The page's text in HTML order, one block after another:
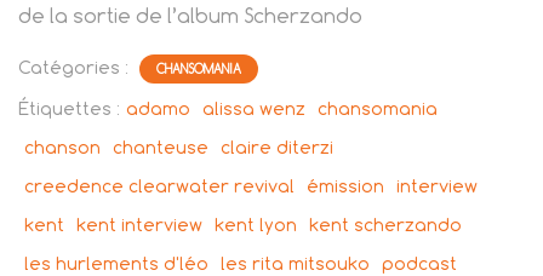
de la sortie de l’album Scherzando
Catégories : CHANSOMANIA
Étiquettes : adamo alissa wenz
chansomania
chanson
chanteuse
claire diterzi
creedence clearwater revival
émission interview
kent kent interview kent lyon kent scherzando
les hurlements d'léo les rita mitsouko podcast